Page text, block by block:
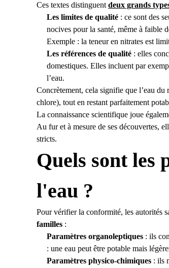
Ces textes distinguent deux grands
Les limites de qualité : ce sont des
nocives pour la santé, même à faible
Exemple : la teneur en nitrates est
Les références de qualité : elles
domestiques. Elles incluent par
l’eau.
Concrètement, cela signifie que l’eau
chlore), tout en restant parfaitement
La connaissance scientifique joue
Au fur et à mesure de ses découvertes,
stricts.
Quels sont les
l'eau ?
Pour vérifier la conformité, les autorités
familles :
Paramètres organoleptiques : ils
: une eau peut être potable mais
Paramètres physico-chimiques : ils